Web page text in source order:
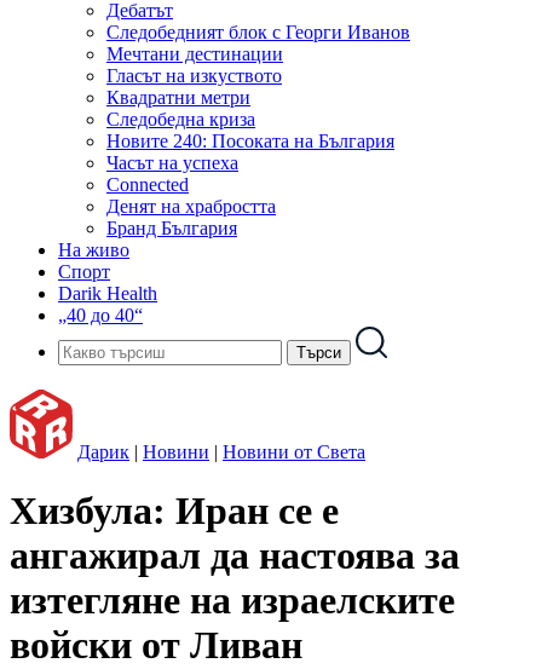
Дебатът
Следобедният блок с Георги Иванов
Мечтани дестинации
Гласът на изкуството
Квадратни метри
Следобедна криза
Новите 240: Посоката на България
Часът на успеха
Connected
Денят на храбростта
Бранд България
На живо
Спорт
Darik Health
„40 до 40“
Дарик | Новини | Новини от Света
Хизбула: Иран се е
ангажирал да настоява за
изтегляне на израелските
войски от Ливан